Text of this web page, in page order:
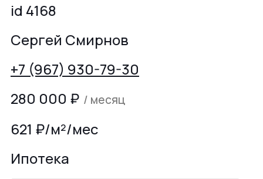
id 4168
Сергей Смирнов
+7 (967) 930-79-30
280 000 ₽ / месяц
621 ₽/м²/мес
Ипотека